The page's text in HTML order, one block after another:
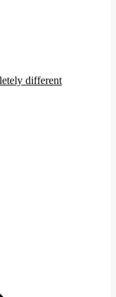
different